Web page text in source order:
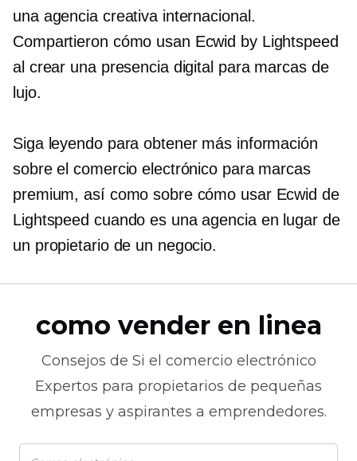
una agencia creativa internacional.
Compartieron cómo usan Ecwid by Lightspeed
al crear una presencia digital para marcas de
lujo.
Siga leyendo para obtener más información
sobre el comercio electrónico para marcas
premium, así como sobre cómo usar Ecwid de
Lightspeed cuando es una agencia en lugar de
un propietario de un negocio.
como vender en linea
Consejos de Si el comercio electrónico
Expertos para propietarios de pequeñas
empresas y aspirantes a emprendedores.